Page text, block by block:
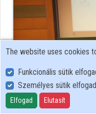
Domonkos Gyula -
The website uses cookies
Funkcionális sütik
Személyes sütik
Elfogad Elutasít